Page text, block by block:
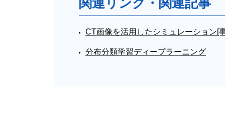
関連リンク・関連記事
CT画像を活用したシミュレーション[
分布分類学習ディープラーニング